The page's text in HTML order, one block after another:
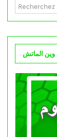
وين الماتش